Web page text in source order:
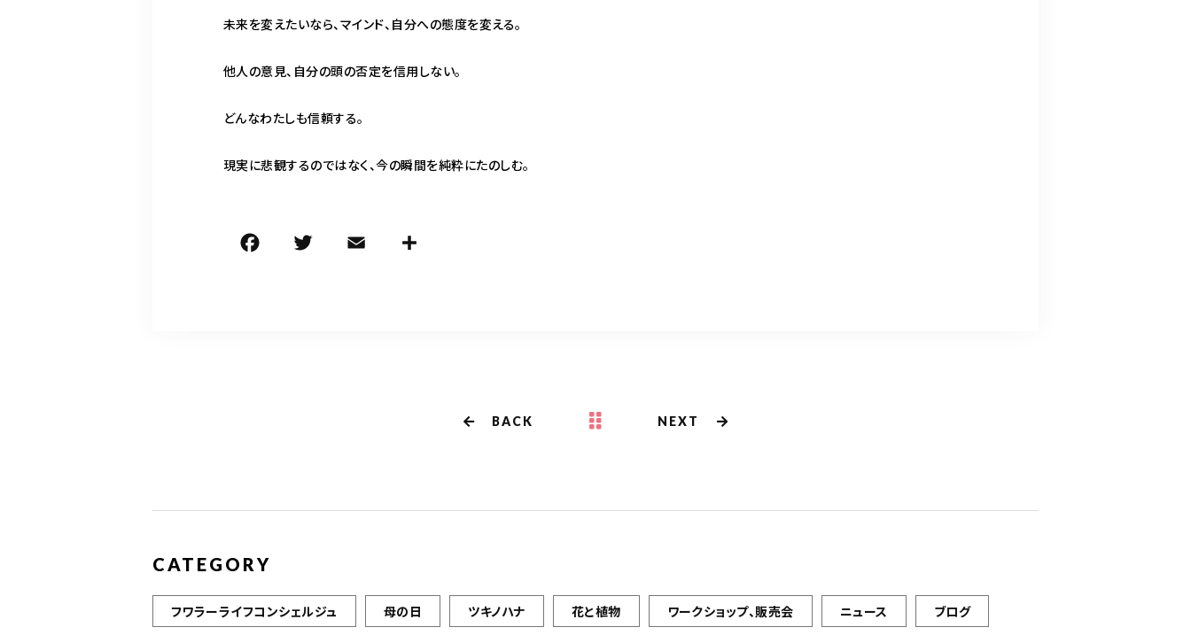
未来を変えたいなら、マインド、自分への態度を変える。
他人の意見、自分の頭の否定を信用しない。
どんなわたしも信頼する。
現実に悲観するのではなく、今の瞬間を純粋にたのしむ。
BACK NEXT
CATEGORY
フワラーライフコンシェルジュ 母の日 ツキノハナ 花と植物 ワークショップ、販売会 ニュース ブログ